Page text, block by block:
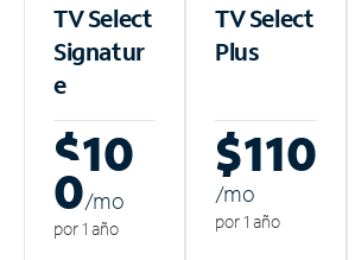
TV Select
Signatur
e
$10
0/mo
por 1 año
TV Select
Plus
$110
/mo
por 1 año